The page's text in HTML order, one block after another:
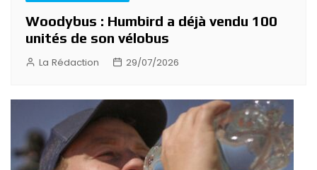
Woodybus : Humbird a déjà vendu 100
unités de son vélobus
La Rédaction 29/07/2026